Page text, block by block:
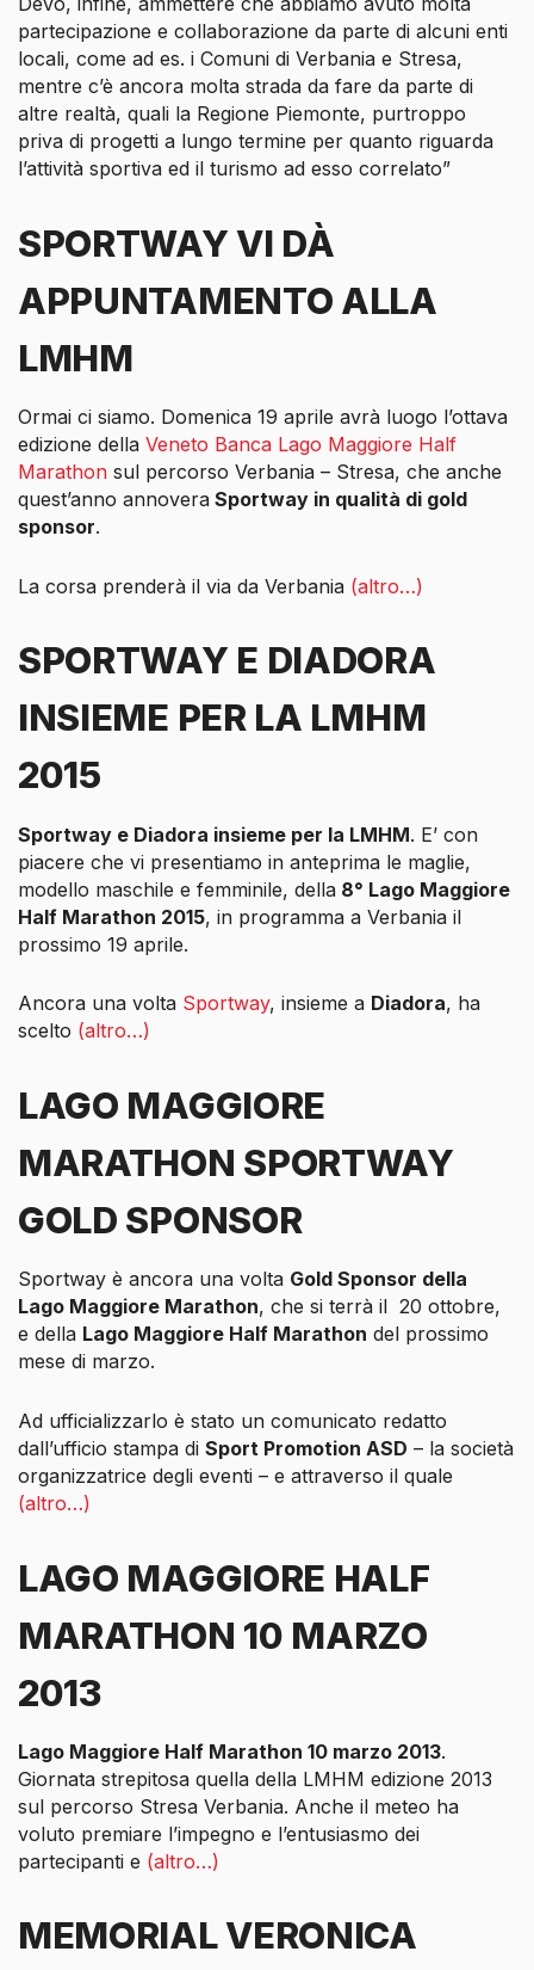
partecipazione e collaborazione da parte di alcuni enti
locali, come ad es. i Comuni di Verbania e Stresa,
mentre c’è ancora molta strada da fare da parte di
altre realtà, quali la Regione Piemonte, purtroppo
priva di progetti a lungo termine per quanto riguarda
l’attività sportiva ed il turismo ad esso correlato”
SPORTWAY VI DÀ
APPUNTAMENTO ALLA
LMHM
Ormai ci siamo. Domenica 19 aprile avrà luogo l’ottava
edizione della Veneto Banca Lago Maggiore Half
Marathon sul percorso Verbania – Stresa, che anche
quest’anno annovera Sportway in qualità di gold
sponsor.
La corsa prenderà il via da Verbania (altro…)
SPORTWAY E DIADORA
INSIEME PER LA LMHM
2015
Sportway e Diadora insieme per la LMHM. E’ con
piacere che vi presentiamo in anteprima le maglie,
modello maschile e femminile, della 8° Lago Maggiore
Half Marathon 2015, in programma a Verbania il
prossimo 19 aprile.
Ancora una volta Sportway, insieme a Diadora, ha
scelto (altro…)
LAGO MAGGIORE
MARATHON SPORTWAY
GOLD SPONSOR
Sportway è ancora una volta Gold Sponsor della
Lago Maggiore Marathon, che si terrà il 20 ottobre,
e della Lago Maggiore Half Marathon del prossimo
mese di marzo.
Ad ufficializzarlo è stato un comunicato redatto
dall’ufficio stampa di Sport Promotion ASD – la società
organizzatrice degli eventi – e attraverso il quale
(altro…)
LAGO MAGGIORE HALF
MARATHON 10 MARZO
2013
Lago Maggiore Half Marathon 10 marzo 2013.
Giornata strepitosa quella della LMHM edizione 2013
sul percorso Stresa Verbania. Anche il meteo ha
voluto premiare l’impegno e l’entusiasmo dei
partecipanti e (altro…)
MEMORIAL VERONICA